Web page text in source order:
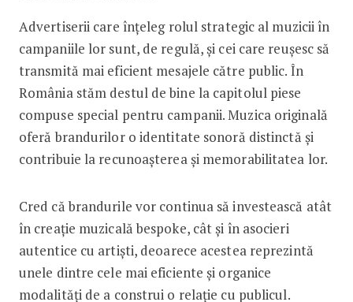
Advertiserii care înțeleg rolul strategic al muzicii în
campaniile lor sunt, de regulă, și cei care reușesc să
transmită mai eficient mesajele către public. În
România stăm destul de bine la capitolul piese
compuse special pentru campanii. Muzica originală
oferă brandurilor o identitate sonoră distinctă și
contribuie la recunoașterea și memorabilitatea lor.
Cred că brandurile vor continua să investească atât
în creație muzicală bespoke, cât și în asocieri
autentice cu artiști, deoarece acestea reprezintă
unele dintre cele mai eficiente și organice
modalități de a construi o relație cu publicul.